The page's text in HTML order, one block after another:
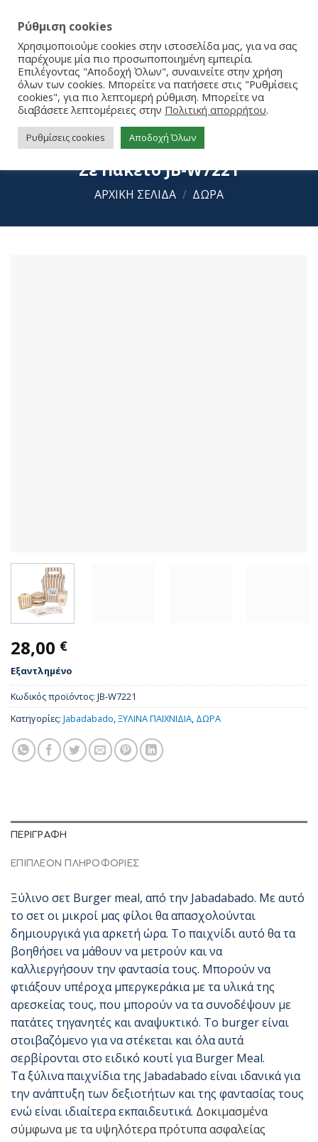
Jabadabado Ξύλινο Σετ Burger Meal
Σε Πακέτο JB-W7221
ΑΡΧΙΚΉ ΣΕΛΊΔΑ / ΔΩΡΑ
28,00 €
Εξαντλημένο
Κωδικός προϊόντος: JB-W7221
Κατηγορίες: Jabadabado,ΞΥΛΙΝΑ ΠΑΙΧΝΙΔΙΑ, ΔΩΡΑ
ΠΕΡΙΓΡΑΦΉ
ΕΠΙΠΛΈΟΝ ΠΛΗΡΟΦΟΡΊΕΣ
Ξύλινο σετ Burger meal, από την Jabadabado. Με αυτό
το σετ οι μικροί μας φίλοι θα απασχολούνται
δημιουργικά για αρκετή ώρα. Το παιχνίδι αυτό θα τα
βοηθήσει να μάθουν να μετρούν και να
καλλιεργήσουν την φαντασία τους. Μπορούν να
φτιάξουν υπέροχα μπεργκεράκια με τα υλικά της
αρεσκείας τους, που μπορούν να τα συνοδέψουν με
πατάτες τηγανητές και αναψυκτικό. Το burger είναι
στοιβαζόμενο για να στέκεται και όλα αυτά
σερβίρονται στο ειδικό κουτί για Burger Meal.
Τα ξύλινα παιχνίδια της Jabadabado είναι ιδανικά για
την ανάπτυξη των δεξιοτήτων και της φαντασίας τους
ενώ είναι ιδιαίτερα εκπαιδευτικά. Δοκιμασμένα
σύμφωνα με τα υψηλότερα πρότυπα ασφαλείας
Ρύθμιση cookies
Χρησιμοποιούμε cookies στην ιστοσελίδα μας, για να σας
παρέχουμε μία πιο προσωποποιημένη εμπειρία.
Επιλέγοντας "Αποδοχή Όλων", συναινείτε στην χρήση
όλων των cookies. Μπορείτε να πατήσετε στις "Ρυθμίσεις
cookies", για πιο λεπτομερή ρύθμιση. Μπορείτε να
διαβάσετε λεπτομέρειες στην Πολιτική απορρήτου.
Ρυθμίσεις cookies Αποδοχή Όλων